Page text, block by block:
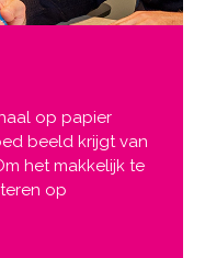
op papier
beeld krijgt van
het makkelijk te
op